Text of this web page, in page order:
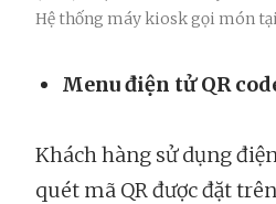
Hệ thống máy kiosk gọi món
Menu điện tử QR
Khách hàng sử dụng
quét mã QR được đặt